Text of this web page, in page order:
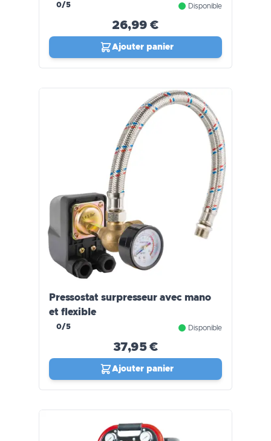
0/5 Disponible
26,99 €
Ajouter panier
Pressostat surpresseur avec mano
et flexible
0/5 Disponible
37,95 €
Ajouter panier